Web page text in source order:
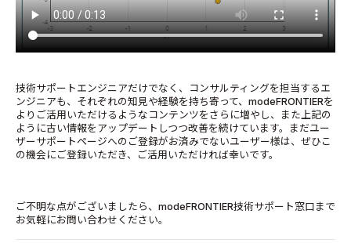
技術サポートエンジニアだけでなく、コンサルティングを担当するエ
ンジニアも、それぞれの知見や経験を持ち寄って、modeFRONTIERを
よりご活用いただけるようなコンテンツをさらに増やし、また上記の
ように古い情報をアップデートしつつ改善を続けています。まだユー
ザーサポートページへのご登録がお済みでないユーザー様は、ぜひこ
の機会にご登録いただき、ご活用いただければ幸いです。
ご不明な点がございましたら、modeFRONTIER技術サポート窓口まで
お気軽にお問い合わせください。